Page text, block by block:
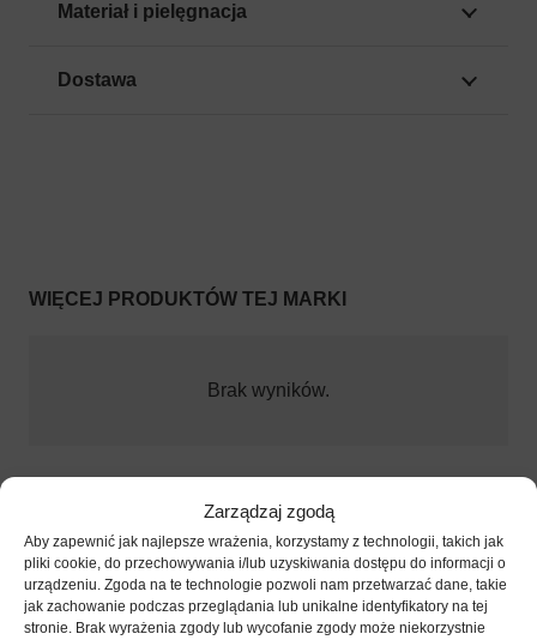
Zarządzaj zgodą
Aby zapewnić jak najlepsze wrażenia, korzystamy z technologii, takich jak
pliki cookie, do przechowywania i/lub uzyskiwania dostępu do informacji o
urządzeniu. Zgoda na te technologie pozwoli nam przetwarzać dane, takie
jak zachowanie podczas przeglądania lub unikalne identyfikatory na tej
stronie. Brak wyrażenia zgody lub wycofanie zgody może niekorzystnie
Materiał i pielęgnacja
Dostawa
WIĘCEJ PRODUKTÓW TEJ MARKI
Brak wyników.